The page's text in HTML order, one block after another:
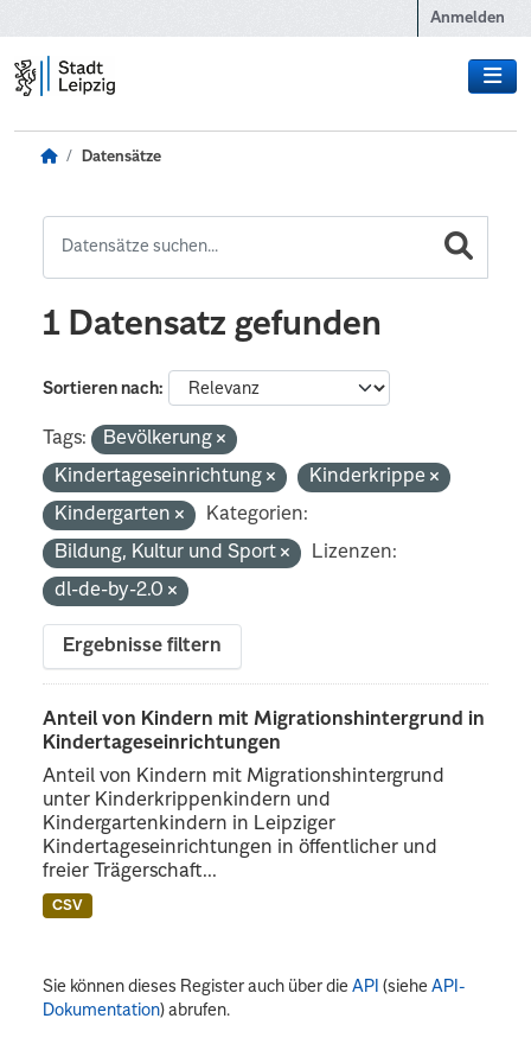
Anmelden
Datensätze
1 Datensatz gefunden
Sortieren nach
Tags:
Bevölkerung
Kindertageseinrichtung
Kinderkrippe
Kindergarten
Kategorien:
Bildung, Kultur und Sport
Lizenzen:
dl-de-by-2.0
Ergebnisse filtern
Anteil von Kindern mit Migrationshintergrund in
Kindertageseinrichtungen
Anteil von Kindern mit Migrationshintergrund
unter Kinderkrippenkindern und
Kindergartenkindern in Leipziger
Kindertageseinrichtungen in öffentlicher und
freier Trägerschaft...
CSV
Sie können dieses Register auch über dieAPI (sieheAPI-
Dokumentation) abrufen.